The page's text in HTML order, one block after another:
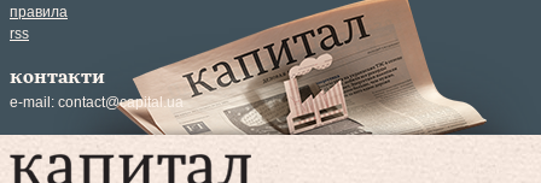
правила
rss
контакти
e-mail: contact@capital.ua